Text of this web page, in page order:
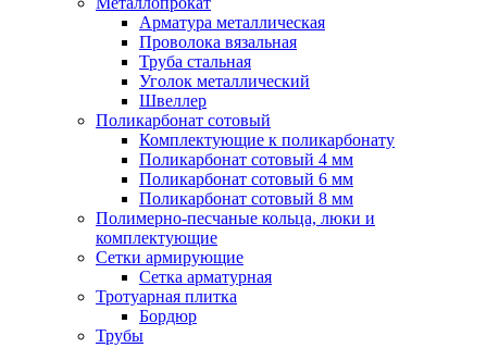
Арматура металлическая
Проволока вязальная
Труба стальная
Уголок металлический
Швеллер
Поликарбонат сотовый
Комплектующие к поликарбонату
Поликарбонат сотовый 4 мм
Поликарбонат сотовый 6 мм
Поликарбонат сотовый 8 мм
Полимерно-песчаные кольца, люки и
комплектующие
Сетки армирующие
Сетка арматурная
Тротуарная плитка
Бордюр
Трубы